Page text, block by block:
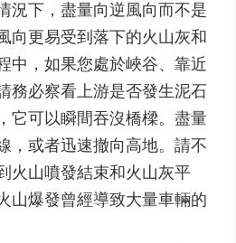
況下，盡量向逆風向而不是
向更易受到落下的火山灰和
中，如果您處於峽谷、靠近
務必察看上游是否發生泥石
它可以瞬間吞沒橋樑。盡量
，或者迅速撤向高地。請不
火山噴發結束和火山灰平
山爆發曾經導致大量車輛的